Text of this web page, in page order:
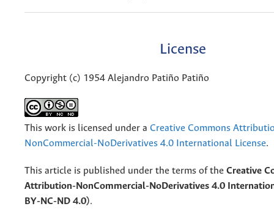
License
Copyright (c) 1954 Alejandro Patiño Patiño
This work is licensed under a Creative Commons
NonCommercial-NoDerivatives 4.0 International License.
This article is published under the terms of the Creative
Attribution-NonCommercial-NoDerivatives 4.0
BY-NC-ND 4.0).